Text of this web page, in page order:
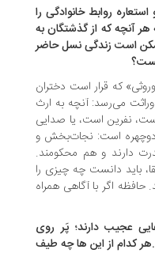
روابط خانوادگی را
که از گذشتگان به
زندگی نسل حاضر
قرار است دختران
آنچه به ارث
است، یا صدایی
است: نجات‌بخش و
و هم محکومند.
دانست چه چیزی را
با آگاهی همراه
دارند؛ پَر روی
از این ها چه طیف